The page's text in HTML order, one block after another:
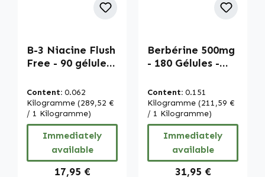
B-3 Niacine Flush
Free - 90 gélules
- pour la peau, le
système nerveux
et plus encore |
Warnke
Vitalstoffe
Content: 0.062
Kilogramme (289,52 €
/ 1 Kilogramme)
Immediately
available
Regular price:
17,95 €
Berbérine 500mg
- 180 Gélules -
| Warnke
Vitalstoffe
Content: 0.151
Kilogramme (211,59 €
/ 1 Kilogramme)
Immediately
available
Regular price:
31,95 €